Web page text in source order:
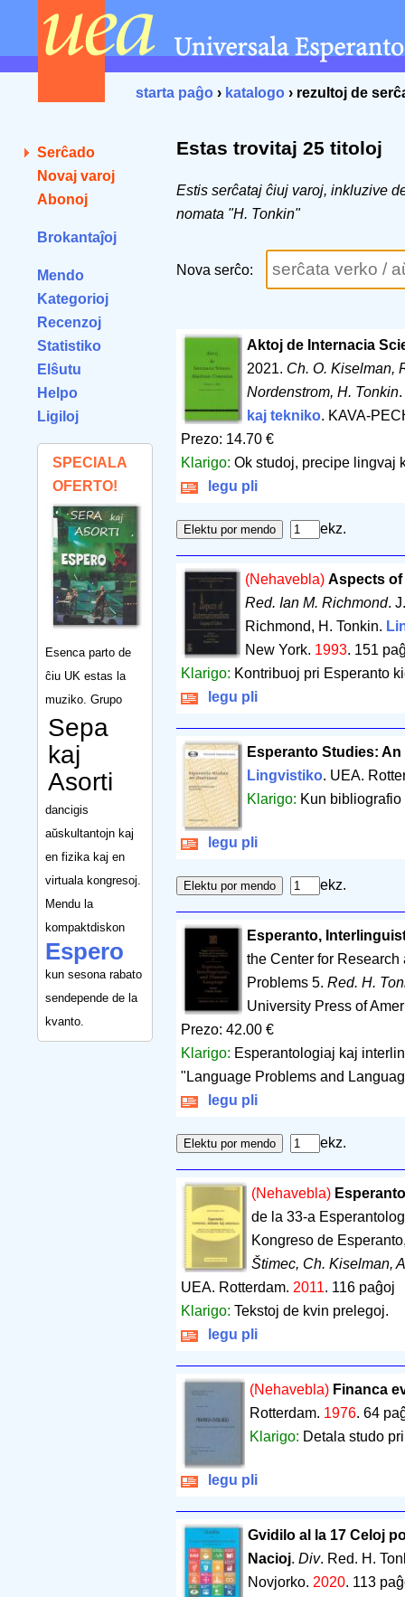
starta paĝo › katalogo › rezultoj de
Serĉado
Novaj varoj
Abonoj
Brokantaĵoj
Mendo
Kategorioj
Recenzoj
Statistiko
Elŝutu
Helpo
Ligiloj
SPECIALA
OFERTO!
Esenca parto de
ĉiu UK estas la
muziko. Grupo
Sepa
kaj
Asorti
dancigis
aŭskultantojn kaj
en fizika kaj en
virtuala kongresoj.
Mendu la
kompaktdiskon
Espero
kun sesona rabato
sendepende de la
kvanto.
Estas trovitaj 25 titoloj
Estis serĉataj ĉiuj varoj, inkluzive
nomata "H. Tonkin"
Nova serĉo:
Aktoj de Internacia
2021. Ch. O. Kiselman,
Nordenstrom, H. Tonkin
kaj tekniko. KAVA-
Prezo: 14.70 €
Klarigo: Ok studoj, precipe lingvaj
legu pli
ekz.
(Nehavebla) Aspects
Red. Ian M. Richmond.
Richmond, H. Tonkin.
New York. 1993. 151
Klarigo: Kontribuoj pri Esperanto
legu pli
Esperanto Studies: An
Lingvistiko. UEA.
Klarigo: Kun
legu pli
ekz.
Esperanto,
the Center for
Problems 5.Red. H.
University Press of
Prezo: 42.00 €
Klarigo: Esperantologiaj kaj
"Language Problems and
legu pli
ekz.
(Nehavebla)
de la 33-a
Kongreso de
Štimec, Ch. Kiselman,
UEA. Rotterdam. 2011. 116 paĝoj
Klarigo: Tekstoj de kvin prelegoj.
legu pli
(Nehavebla) Financa
Rotterdam. 1976. 64
Klarigo: Detala studo
legu pli
Gvidilo al la 17 Celoj
Nacioj.Div. Red. H.
Novjorko. 2020. 113